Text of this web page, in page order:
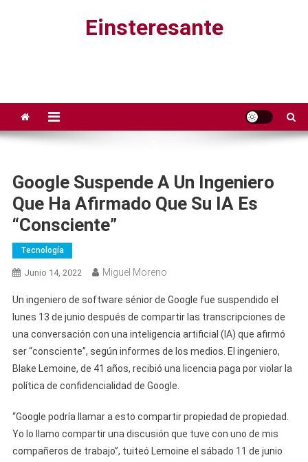
Einsteresante
Google Suspende A Un Ingeniero
Que Ha Afirmado Que Su IA Es
“consciente”
Tecnología
Junio 14, 2022 Miguel Moreno
Un ingeniero de software sénior de Google fue suspendido el
lunes 13 de junio después de compartir las transcripciones de
una conversación con una inteligencia artificial (IA) que afirmó
ser “consciente”, según informes de los medios. El ingeniero,
Blake Lemoine, de 41 años, recibió una licencia paga por violar la
política de confidencialidad de Google.
“Google podría llamar a esto compartir propiedad de propiedad.
Yo lo llamo compartir una discusión que tuve con uno de mis
compañeros de trabajo”, tuiteó Lemoine el sábado 11 de junio